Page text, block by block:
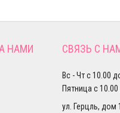
НАМИ СВЯЗЬ С
Вс - Чт с 10.00
Пятница с
ул. Герцль, дом